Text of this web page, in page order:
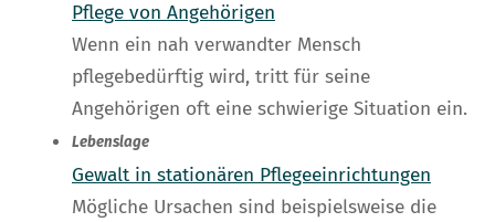
Pflege von Angehörigen
Wenn ein nah verwandter Mensch
pflegebedürftig wird, tritt für seine
Angehörigen oft eine schwierige Situation ein.
Lebenslage
Gewalt in stationären Pflegeeinrichtungen
Mögliche Ursachen sind beispielsweise die